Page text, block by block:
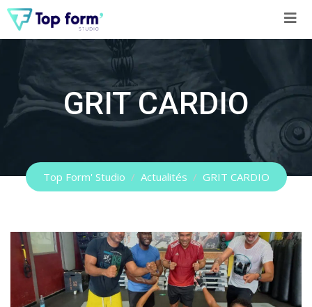
Skip
content
GRIT CARDIO
Top Form' Studio / Actualités / GRIT CARDIO